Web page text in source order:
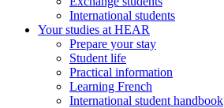
International students
Your studies at HEAR
Prepare your stay
Student life
Practical information
Learning French
International student handbook